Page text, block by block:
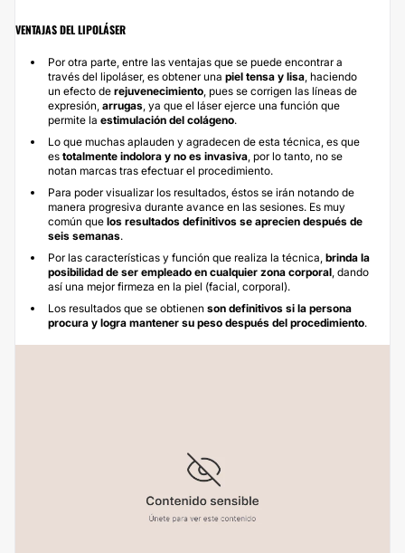
VENTAJAS DEL LIPOLÁSER
Por otra parte, entre las ventajas que se puede encontrar a
través del lipoláser, es obtener una piel tensa y lisa , haciendo
un efecto de rejuvenecimiento , pues se corrigen las líneas de
expresión, arrugas , ya que el láser ejerce una función que
permite la estimulación del colágeno.
Lo que muchas aplauden y agradecen de esta técnica, es que
es totalmente indolora y no es invasiva , por lo tanto, no se
notan marcas tras efectuar el procedimiento.
Para poder visualizar los resultados, éstos se irán notando de
manera progresiva durante avance en las sesiones. Es muy
común que los resultados definitivos se aprecien después de
seis semanas.
Por las características y función que realiza la técnica, brinda la
posibilidad de ser empleado en cualquier zona corporal , dando
así una mejor firmeza en la piel (facial, corporal).
Los resultados que se obtienen son definitivos si la persona
procura y logra mantener su peso después del procedimiento.